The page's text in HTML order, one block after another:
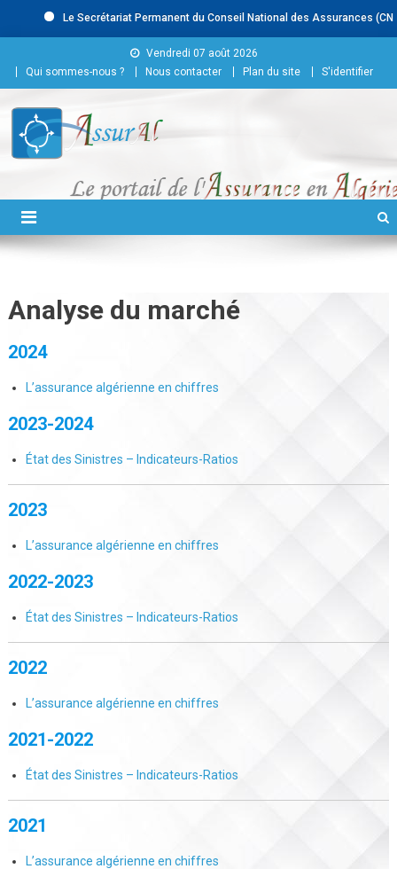
Le Secrétariat Permanent du Conseil National des Assurances (CNA)
Vendredi 07 août 2026
Qui sommes-nous ?
Nous contacter Plan du site S'identifier
Conseil National des
Analyse du marché
2024
L’assurance algérienne en chiffres
2023-2024
État des Sinistres – Indicateurs-Ratios
2023
L’assurance algérienne en chiffres
2022-2023
État des Sinistres – Indicateurs-Ratios
2022
L’assurance algérienne en chiffres
2021-2022
État des Sinistres – Indicateurs-Ratios
2021
L’assurance algérienne en chiffres